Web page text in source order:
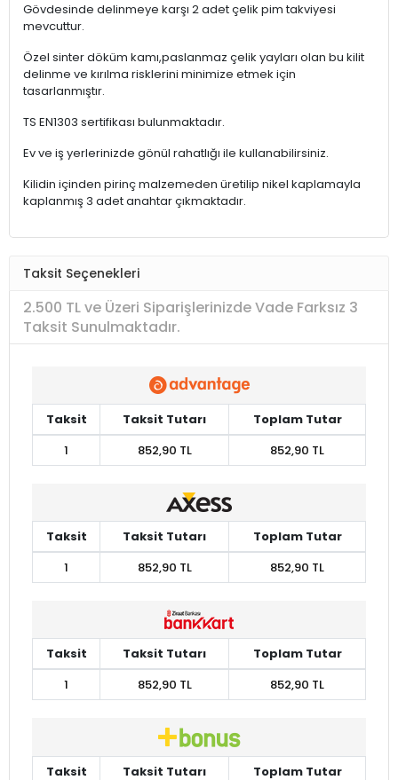
Gövdesinde delinmeye karşı 2 adet çelik pim takviyesi
mevcuttur.
Özel sinter döküm kamı,paslanmaz çelik yayları olan bu kilit
delinme ve kırılma risklerini minimize etmek için
tasarlanmıştır.
TS EN1303 sertifikası bulunmaktadır.
Ev ve iş yerlerinizde gönül rahatlığı ile kullanabilirsiniz.
Kilidin içinden pirinç malzemeden üretilip nikel kaplamayla
kaplanmış 3 adet anahtar çıkmaktadır.
Taksit Seçenekleri
2.500 TL ve Üzeri Siparişlerinizde Vade Farksız 3
Taksit Sunulmaktadır.
Taksit Taksit Tutarı
Toplam Tutar
1
852,90 TL 852,90 TL
Taksit Taksit Tutarı
Toplam Tutar
1
852,90 TL 852,90 TL
Taksit Taksit Tutarı
Toplam Tutar
1
852,90 TL 852,90 TL
Taksit Taksit Tutarı Toplam Tutar